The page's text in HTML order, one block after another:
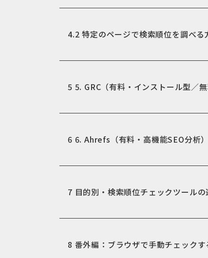
4.2 特定のページで検索順位を調べる
5 5. GRC（有料・インストール型／無
6 6. Ahrefs（有料・高機能SEO分析）
7 目的別・検索順位チェックツール
8 番外編：ブラウザで手動チェック